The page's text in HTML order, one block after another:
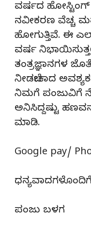
ವರ್ಷದ
ನವೀಕರಣ ವೆಚ್ಚ
ಹೋಗುತ್ತಿವೆ. ಈ
ವರ್ಷ
ತಂತ್ರಜ್ಞಾನಗಳ
ನೀಡಬೇಕಾದ
ನಿಮಗೆ ಪಂಜುವಿಗೆ
ಅನಿಸಿದ್ದಷ್ಟು
ಮಾಡಿ.
Google pay/
ಧನ್ಯವಾದಗಳೊಂದಿಗೆ
ಪಂಜು ಬಳಗ